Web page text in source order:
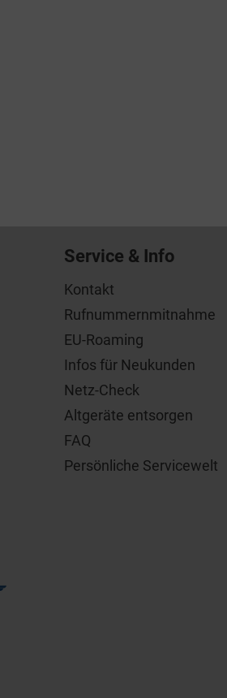
Service & Info
Kontakt
Rufnummernmitnahme
EU-Roaming
Infos für Neukunden
Netz-Check
Altgeräte entsorgen
FAQ
Persönliche Servicewelt